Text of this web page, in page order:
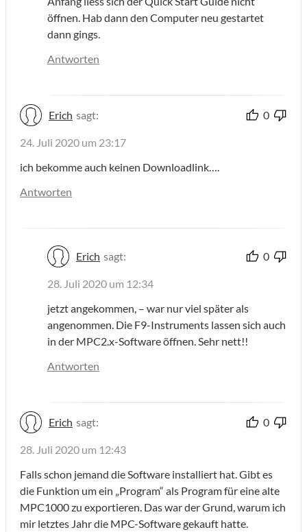
öffnen. Hab dann den Computer neu gestartet
dann gings.
Antworten
Erich sagt: 0
24. Juli 2020 um 23:17
ich bekomme auch keinen Downloadlink….
Antworten
Erich sagt: 0
28. Juli 2020 um 12:34
jetzt angekommen, – war nur viel später als
angenommen. Die F9-Instruments lassen sich auch
in der MPC2.x-Software öffnen. Sehr nett!!
Antworten
Erich sagt: 0
28. Juli 2020 um 12:43
Falls schon jemand die Software installiert hat. Gibt es
die Funktion um ein „Program“ als Program für eine alte
MPC1000 zu exportieren. Das war der Grund, warum ich
mir letztes Jahr die MPC-Software gekauft hatte.